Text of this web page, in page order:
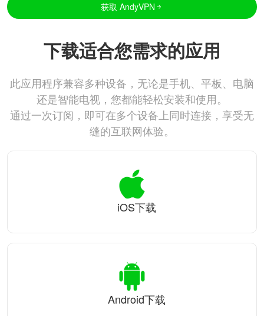
获取 AndyVPN
下载适合您需求的应用
此应用程序兼容多种设备，无论是手机、平板、电脑
还是智能电视，您都能轻松安装和使用。
通过一次订阅，即可在多个设备上同时连接，享受无
缝的互联网体验。
iOS下载
Android下载